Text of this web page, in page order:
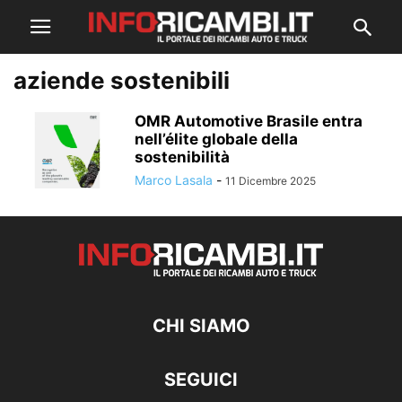
aziende sostenibili
OMR Automotive Brasile entra
nell’élite globale della
sostenibilità
Marco Lasala - 11 Dicembre 2025
CHI SIAMO
SEGUICI